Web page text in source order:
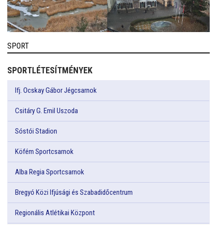
SPORT
SPORTLÉTESÍTMÉNYEK
Ifj. Ocskay Gábor Jégcsarnok
Csitáry G. Emil Uszoda
Sóstói Stadion
Köfém Sportcsarnok
Alba Regia Sportcsarnok
Bregyó Közi Ifjúsági és Szabadidőcentrum
Regionális Atlétikai Központ